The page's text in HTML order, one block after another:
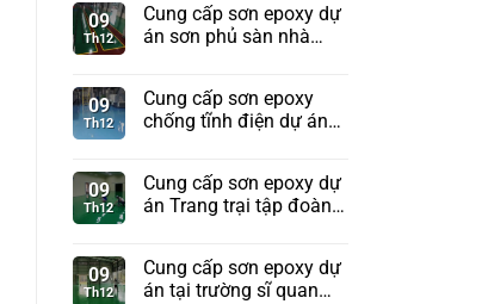
09
Th12
Cung cấp sơn epoxy dự
án sơn phủ sàn nhà
09
Th12
Cung cấp sơn epoxy
chống tĩnh điện dự án
09
Th12
Cung cấp sơn epoxy dự
án Trang trại tập đoàn
09
Th12
Cung cấp sơn epoxy dự
án tại trường sĩ quan